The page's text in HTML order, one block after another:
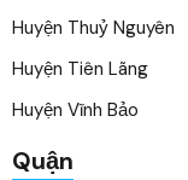
Huyện Thuỷ Nguyên
Huyện Tiên Lãng
Huyện Vĩnh Bảo
Quận